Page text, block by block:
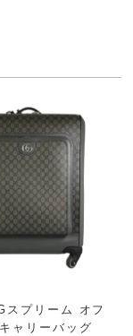
～
スプリーム オフ
ャリーバッグ